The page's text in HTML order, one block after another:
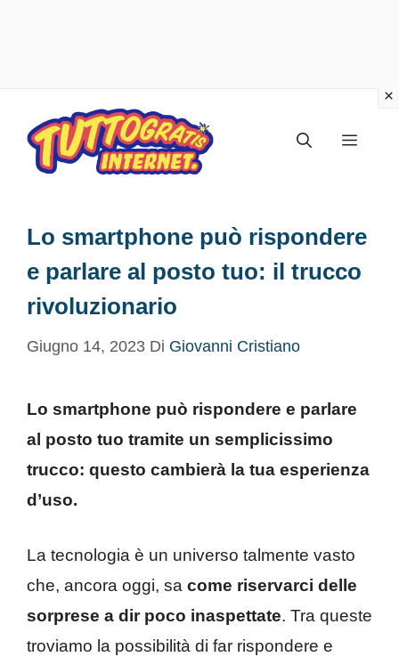
contenuto
Menu
Lo smartphone può rispondere
e parlare al posto tuo: il trucco
rivoluzionario
Giugno 14, 2023 Di Giovanni Cristiano
Lo smartphone può rispondere e parlare
al posto tuo tramite un semplicissimo
trucco: questo cambierà la tua esperienza
d’uso.
La tecnologia è un universo talmente vasto
che, ancora oggi, sa come riservarci delle
sorprese a dir poco inaspettate. Tra queste
troviamo la possibilità di far rispondere e